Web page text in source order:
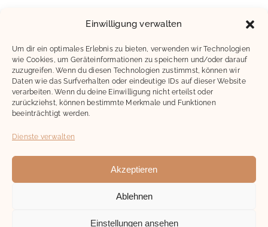
Einwilligung verwalten
Um dir ein optimales Erlebnis zu bieten, verwenden wir Technologien
wie Cookies, um Geräteinformationen zu speichern und/oder darauf
zuzugreifen. Wenn du diesen Technologien zustimmst, können wir
Daten wie das Surfverhalten oder eindeutige IDs auf dieser Website
verarbeiten. Wenn du deine Einwilligung nicht erteilst oder
zurückziehst, können bestimmte Merkmale und Funktionen
beeinträchtigt werden.
Dienste verwalten
Akzeptieren
Ablehnen
Einstellungen ansehen